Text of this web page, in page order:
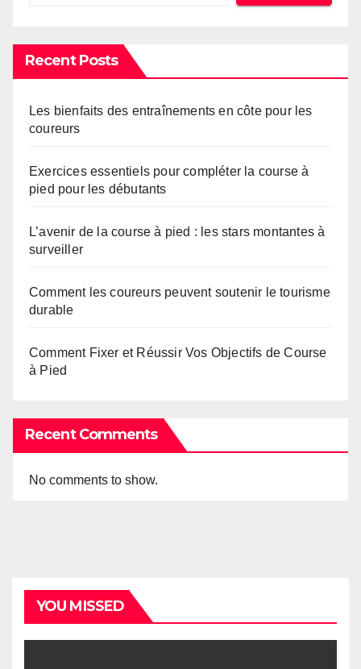
Recent Posts
Les bienfaits des entraînements en côte pour les
coureurs
Exercices essentiels pour compléter la course à
pied pour les débutants
L’avenir de la course à pied : les stars montantes à
surveiller
Comment les coureurs peuvent soutenir le tourisme
durable
Comment Fixer et Réussir Vos Objectifs de Course
à Pied
Recent Comments
No comments to show.
YOU MISSED